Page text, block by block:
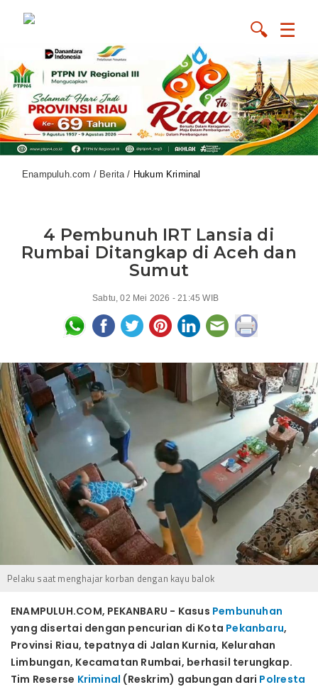
☰
🔍
Enampuluh.com / Berita / Hukum Kriminal
4 Pembunuh IRT Lansia di
Rumbai Ditangkap di Aceh dan
Sumut
Sabtu, 02 Mei 2026 - 21:45 WIB
Pelaku saat menghajar korban dengan kayu balok
ENAMPULUH.COM, PEKANBARU - Kasus Pembunuhan
yang disertai dengan pencurian di Kota Pekanbaru,
Provinsi Riau, tepatnya di Jalan Kurnia, Kelurahan
Limbungan, Kecamatan Rumbai, berhasil terungkap.
Tim Reserse Kriminal (Reskrim) gabungan dari Polresta